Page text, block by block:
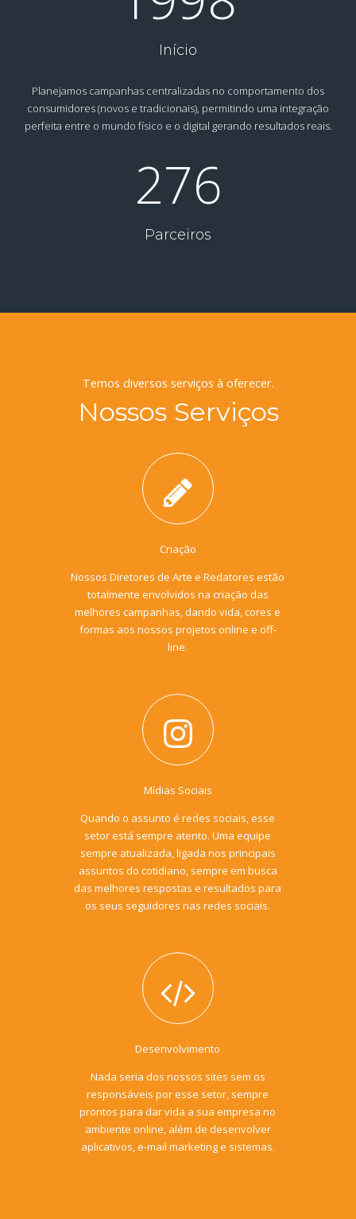
Início
Planejamos campanhas centralizadas no comportamento dos
consumidores (novos e tradicionais), permitindo uma integração
perfeita entre o mundo físico e o digital gerando resultados reais.
276
Parceiros
Temos diversos serviços à oferecer.
Nossos Serviços
Criação
Nossos Diretores de Arte e Redatores estão
totalmente envolvidos na criação das
melhores campanhas, dando vida, cores e
formas aos nossos projetos online e off-
line.
Mídias Sociais
Quando o assunto é redes sociais, esse
setor está sempre atento. Uma equipe
sempre atualizada, ligada nos principais
assuntos do cotidiano, sempre em busca
das melhores respostas e resultados para
os seus seguidores nas redes sociais.
Desenvolvimento
Nada seria dos nossos sites sem os
responsáveis por esse setor, sempre
prontos para dar vida a sua empresa no
ambiente online, além de desenvolver
aplicativos, e-mail marketing e sistemas.